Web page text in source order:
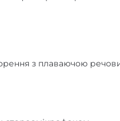
з плаваючою